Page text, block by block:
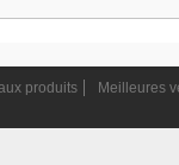
produits Meilleures